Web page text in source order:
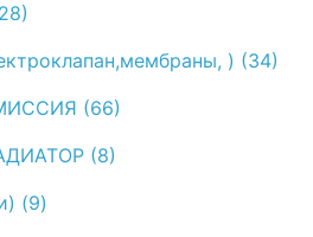
) (34)
(66)
(8)
(9)